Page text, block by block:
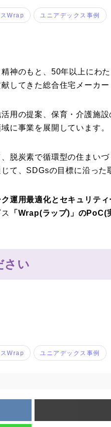
Wrap ユニアデックス事例
精神のもと、50年以上にわ
してきた総合住宅メーカー
用の提案、保育・介護施
に事業を展開しています。
脱炭素で循環型の住まい
て、SDGsの目標に沿った
運用最適化とセキュリティ
「Wrap(ラップ)」のPoC(
さい
Wrap ユニアデックス事例